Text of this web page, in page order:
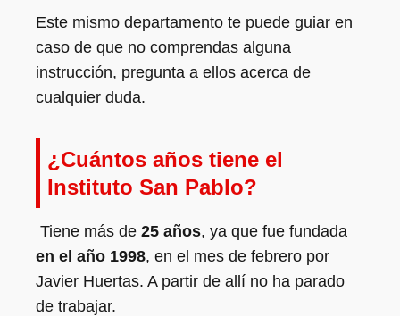
Este mismo departamento te puede guiar en
caso de que no comprendas alguna
instrucción, pregunta a ellos acerca de
cualquier duda.
¿Cuántos años tiene el
Instituto San Pablo?
Tiene más de 25 años, ya que fue fundada
en el año 1998, en el mes de febrero por
Javier Huertas. A partir de allí no ha parado
de trabajar.